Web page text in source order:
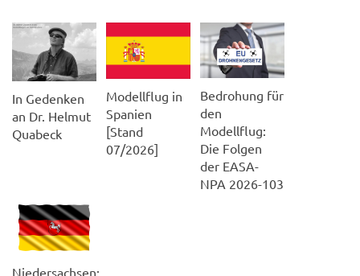
In Gedenken
an Dr. Helmut
Quabeck
Modellflug in
Spanien
[Stand
07/2026]
Bedrohung für
den
Modellflug:
Die Folgen
der EASA-
NPA 2026-103
Niedersachsen: